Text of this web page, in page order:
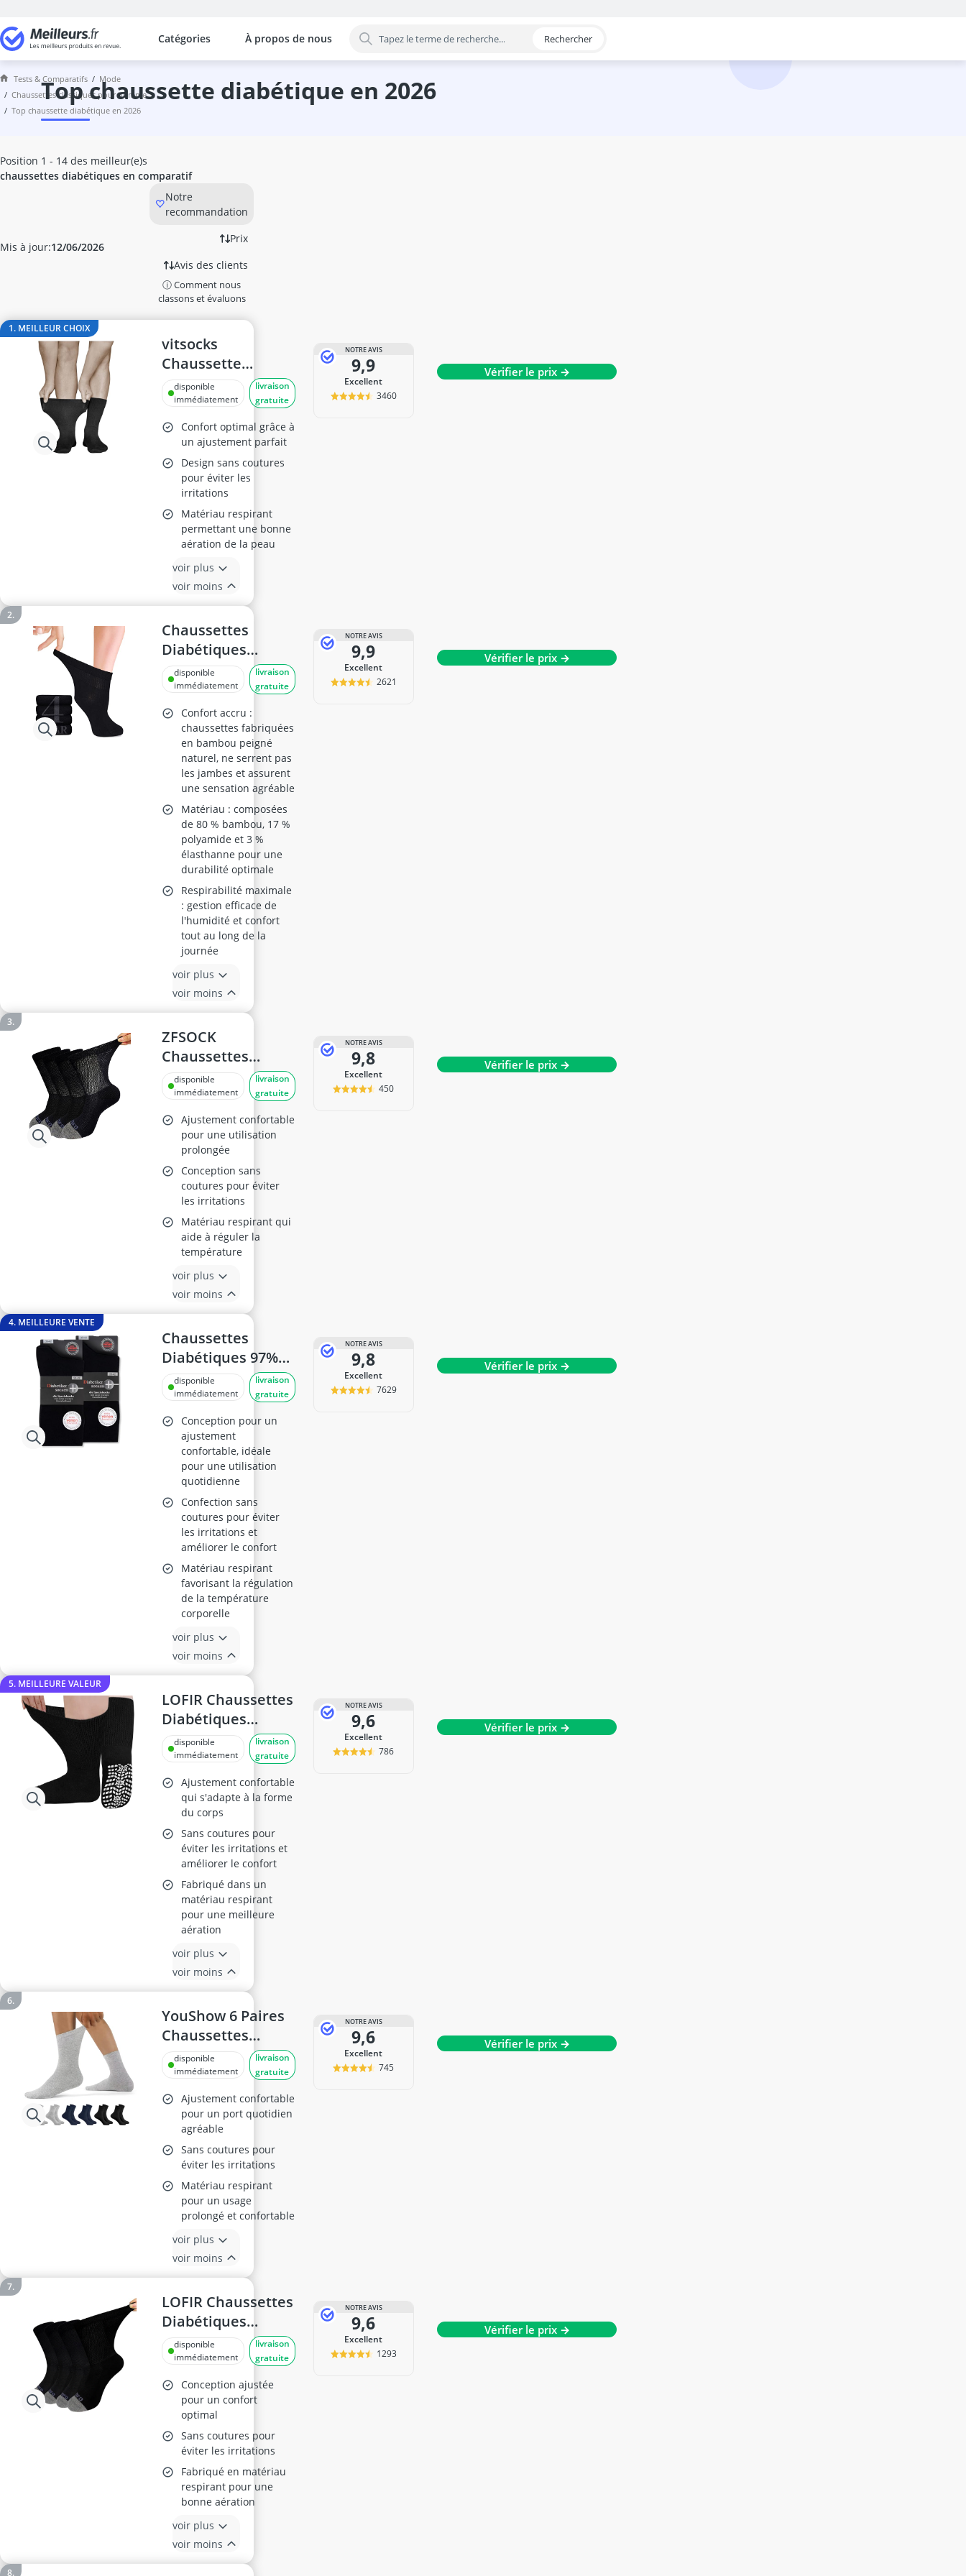
Catégories
Les comparaisons les plus populaires par catégorie
Mode
assouplisseur cuir
bain argent
bandana
Bas de contention
bas de contention sport
baskets homme
blague à tabac
Blouson Hiver Homme
blouson moto homme
body gainant
body gainant femme
boite anti-RFID
bonnet avec lumière
À propos de nous Rechercher
Tests & Comparatifs
mode
chaussettes classiques pour homme
top chaussette diabétique en 2026
top chaussette diabétique en 2026
Mis à jour:12/06/2026
Position 1 - 14 des meilleur(e)s
chaussettes diabétiques en comparatif
Notre
recommandation
Prix
Avis des clients
ⓘ Comment nous
classons et évaluons
1. MEILLEUR CHOIX
vitsocks
Chaussette
Diabétiques
Homme 44-46
disponible
immédiatement
livraison
gratuite
Confort optimal grâce à
un ajustement parfait
Design sans coutures
pour éviter les
irritations
Matériau respirant
permettant une bonne
aération de la peau
voir plus
voir moins
NOTRE AVIS
9,9
Excellent
3460
Vérifier le prix →
Chaussettes
Diabétiques
Femmes, Bambou,
Taille 39-42,
Schwarz
disponible
immédiatement
livraison
gratuite
Confort accru :
chaussettes fabriquées
en bambou peigné
naturel, ne serrent pas
les jambes et assurent
une sensation agréable
Matériau : composées
de 80 % bambou, 17 %
polyamide et 3 %
élasthanne pour une
durabilité optimale
Respirabilité maximale
: gestion efficace de
l'humidité et confort
tout au long de la
journée
voir plus
voir moins
NOTRE AVIS
9,9
Excellent
2621
Vérifier le prix →
ZFSOCK
Chaussettes
Diabétiques
Coton, 4 Paires,
Noir 43-46
disponible
immédiatement
livraison
gratuite
Ajustement confortable
pour une utilisation
prolongée
Conception sans
coutures pour éviter
les irritations
Matériau respirant qui
aide à réguler la
température
voir plus
voir moins
NOTRE AVIS
9,8
Excellent
450
Vérifier le prix →
4. MEILLEURE VENTE
Chaussettes
Diabétiques 97%
Coton, Taille 43-46
disponible
immédiatement
livraison
gratuite
Conception pour un
ajustement
confortable, idéale
pour une utilisation
quotidienne
Confection sans
coutures pour éviter
les irritations et
améliorer le confort
Matériau respirant
favorisant la régulation
de la température
corporelle
voir plus
voir moins
NOTRE AVIS
9,8
Excellent
7629
Vérifier le prix →
5. MEILLEURE VALEUR
LOFIR Chaussettes
Diabétiques
Antidérapantes,
Taille 39-46, 3
Paires
disponible
immédiatement
livraison
gratuite
Ajustement confortable
qui s'adapte à la forme
du corps
Sans coutures pour
éviter les irritations et
améliorer le confort
Fabriqué dans un
matériau respirant
pour une meilleure
aération
voir plus
voir moins
NOTRE AVIS
9,6
Excellent
786
Vérifier le prix →
YouShow 6 Paires
Chaussettes
Diabétiques
Multicolores Coton
43-46
disponible
immédiatement
livraison
gratuite
Ajustement confortable
pour un port quotidien
agréable
Sans coutures pour
éviter les irritations
Matériau respirant
pour un usage
prolongé et confortable
voir plus
voir moins
NOTRE AVIS
9,6
Excellent
745
Vérifier le prix →
LOFIR Chaussettes
Diabétiques
Homme 39-42
disponible
immédiatement
livraison
gratuite
Conception ajustée
pour un confort
optimal
Sans coutures pour
éviter les irritations
Fabriqué en matériau
respirant pour une
bonne aération
voir plus
voir moins
NOTRE AVIS
9,6
Excellent
1293
Vérifier le prix →